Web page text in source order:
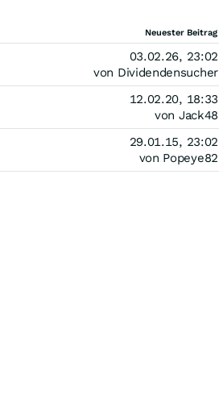
Neuester Beitrag
03.02.26, 23:02
von Dividendensucher
12.02.20, 18:33
von Jack48
29.01.15, 23:02
von Popeye82